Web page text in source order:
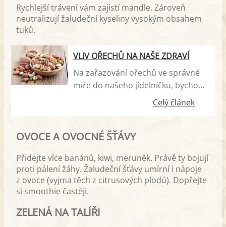
Rychlejší trávení vám zajistí mandle. Zároveň
neutralizují žaludeční kyseliny vysokým obsahem
tuků.
VLIV OŘECHŮ NA NAŠE ZDRAVÍ
Na zařazování ořechů ve správné
míře do našeho jídelníčku, bychom
určitě neměli zapomínat. Ochudili
bychom se tak o spoustu důležitých
prospěšných prvků.
Celý článek
OVOCE A OVOCNÉ ŠŤÁVY
Přidejte více banánů, kiwi, meruněk. Právě ty bojují
proti pálení žáhy. Žaludeční šťávy umírní i nápoje
z ovoce (vyjma těch z citrusových plodů). Dopřejte
si smoothie častěji.
ZELENÁ NA TALÍŘI